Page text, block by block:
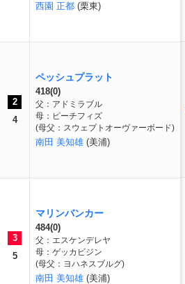
西園 正都 (栗東)
2
4
ペッシュプラット
418(0)
父：アドミラブル
母：ピーチフィズ
(母父：スウェプトオーヴァーボード)
南田 美知雄 (美浦)
3
5
マリンバンカー
484(0)
父：エスケンデレヤ
母：ゲッカビジン
(母父：ヨハネスブルグ)
南田 美知雄 (美浦)